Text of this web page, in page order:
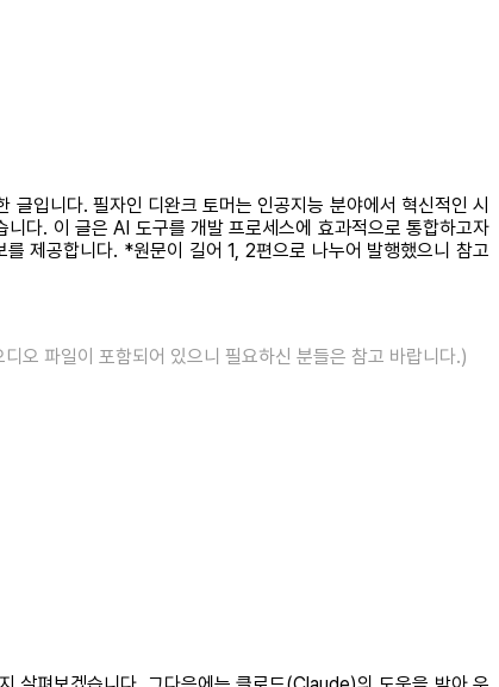
글입니다. 필자인 디완크 토머는 인공지능 분야에서 혁신적인 시
다. 이 글은 AI 도구를 개발 프로세스에 효과적으로 통합하고자
제공합니다. *원문이 길어 1, 2편으로 나누어 발행했으니 참고
디오 파일이 포함되어 있으니 필요하신 분들은 참고 바랍니다.)